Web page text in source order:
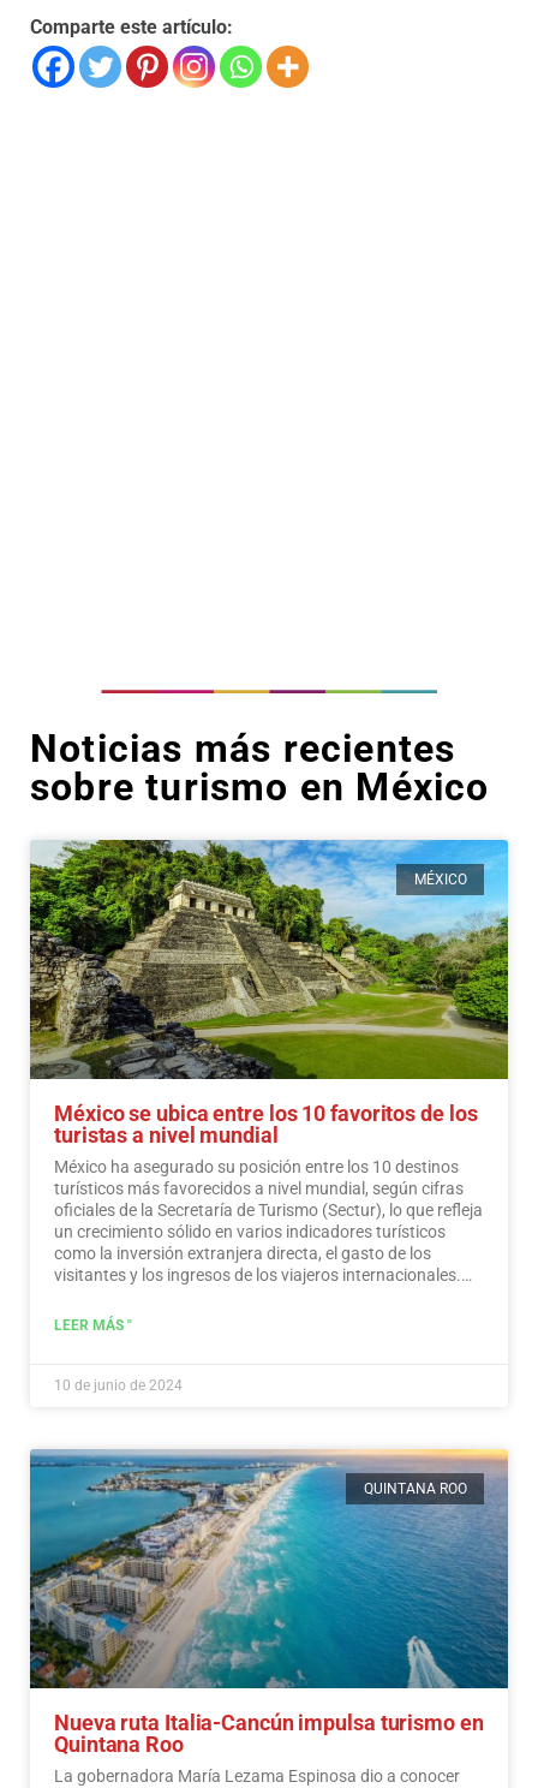
Comparte este artículo:
Noticias más recientes
sobre turismo en México
MÉXICO
México se ubica entre los 10 favoritos de los
turistas a nivel mundial
México ha asegurado su posición entre los 10 destinos
turísticos más favorecidos a nivel mundial, según cifras
oficiales de la Secretaría de Turismo (Sectur), lo que refleja
un crecimiento sólido en varios indicadores turísticos
como la inversión extranjera directa, el gasto de los
visitantes y los ingresos de los viajeros internacionales.…
LEER MÁS "
10 de junio de 2024
QUINTANA ROO
Nueva ruta Italia-Cancún impulsa turismo en
Quintana Roo
La gobernadora María Lezama Espinosa dio a conocer